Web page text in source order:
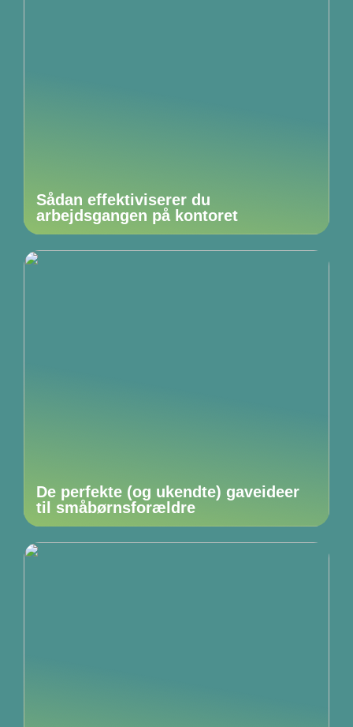
Sådan effektiviserer du
arbejdsgangen på kontoret
De perfekte (og ukendte) gaveideer
til småbørnsforældre